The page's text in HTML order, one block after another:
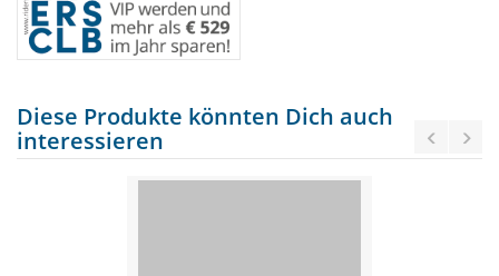
Diese Produkte könnten Dich auch
interessieren